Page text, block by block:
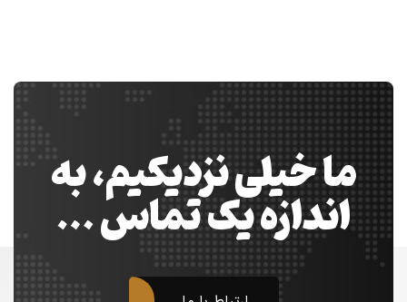
ما خیلی نزدیکیم، به
اندازه یک تماس …